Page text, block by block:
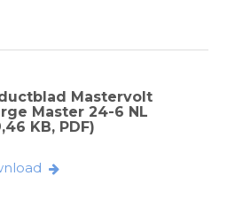
Mastervolt
Master 24-6 NL
KB, PDF)